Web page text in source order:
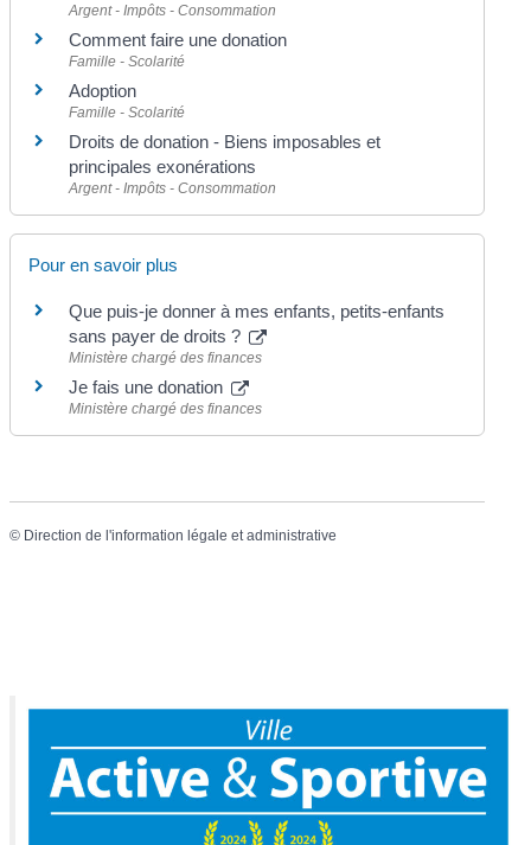
Argent - Impôts - Consommation
Comment faire une donation
Famille - Scolarité
Adoption
Famille - Scolarité
Droits de donation - Biens imposables et
principales exonérations
Argent - Impôts - Consommation
Pour en savoir plus
Que puis-je donner à mes enfants, petits-enfants
sans payer de droits ?
Ministère chargé des finances
Je fais une donation
Ministère chargé des finances
© Direction de l'information légale et administrative